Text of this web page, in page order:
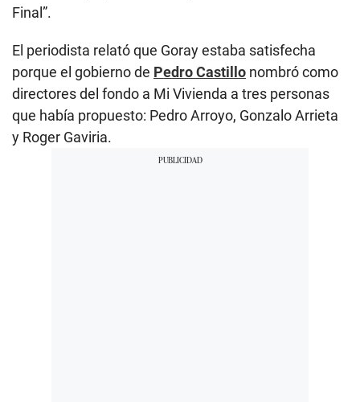
Final”.
El periodista relató que Goray estaba satisfecha
porque el gobierno de Pedro Castillo nombró como
directores del fondo a Mi Vivienda a tres personas
que había propuesto: Pedro Arroyo, Gonzalo Arrieta
y Roger Gaviria.